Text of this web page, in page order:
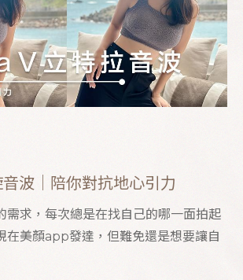
波｜陪你對抗地心引力
需求，每次總是在找自己的哪一面拍起
在美顏app發達，但難免還是想要讓自